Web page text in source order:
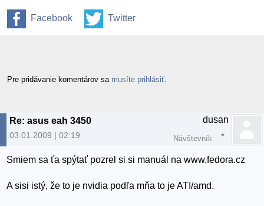
Facebook Twitter
Pre pridávanie komentárov sa musíte prihlásiť
Re: asus eah 3450
03.01.2009 | 02:19
dusan
Návštevník
Smiem sa ťa spýtať pozrel si si manuál na www.fedora.cz
A sisi istý, že to je nvidia podľa mňa to je ATI/amd.